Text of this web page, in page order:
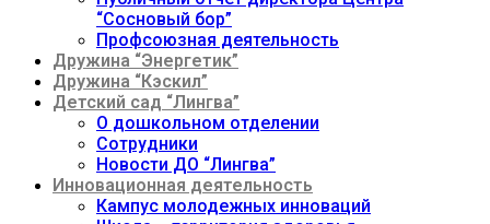
“Сосновый бор”
Профсоюзная деятельность
Дружина “Энергетик”
Дружина “Кэскил”
Детский сад “Лингва”
О дошкольном отделении
Сотрудники
Новости ДО “Лингва”
Инновационная деятельность
Кампус молодежных инноваций